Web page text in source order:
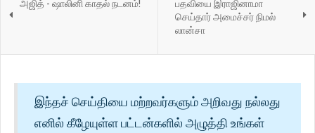
அஜித் - ஷாலினி காதல் நடனம்!
பதவியை இராஜினாமா
செய்தார் அமைச்சர் நிமல்
லான்சா
இந்தச் செய்தியை மற்றவர்களும் அறிவது நல்லது
எனில் கீழேயுள்ள பட்டன்களில் அழுத்தி உங்கள்